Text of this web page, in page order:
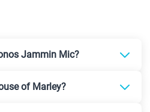
Jammin Mic?
of Marley?